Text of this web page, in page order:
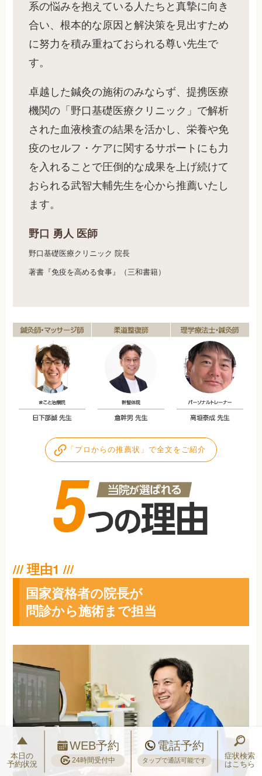
系の悩みを抱えている人たちと真摯に向き
合い、根本的な原因と解決策を見出すため
に努力を積み重ねておられる尊い先生で
す。
卓越した鍼灸の施術のみならず、提携医療
機関の「野口基礎医療クリニック」で解析
された血液検査の結果を活かし、栄養や免
疫のセルフ・ケアに関するサポートにも力
を入れることで圧倒的な成果を上げ続けて
おられる武智大輔先生を心から推薦いたし
ます。
野口 勇人 医師
野口基礎医療クリニック 院長
著書『免疫を高める食事』（三和書籍）
「プロからの推薦状」で全文をご紹介
国家資格者の院長が
問診から施術まで担当
本日の
予約状況
WEB予約
24時間受付中
電話予約
タップで通話可能です
症状検索
はこちら